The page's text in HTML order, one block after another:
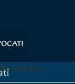
colloqui